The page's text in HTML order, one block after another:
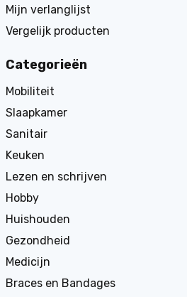
Mijn verlanglijst
Vergelijk producten
Categorieën
Mobiliteit
Slaapkamer
Sanitair
Keuken
Lezen en schrijven
Hobby
Huishouden
Gezondheid
Medicijn
Braces en Bandages